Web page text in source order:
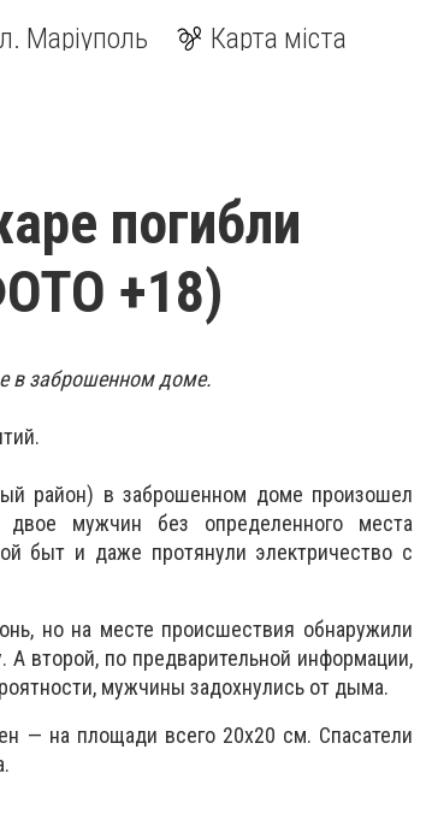
Маріуполь Карта міста
погибли
+18)
в заброшенном доме.
район) в заброшенном доме произошел
мужчин без определенного места
быт и даже протянули электричество с
но на месте происшествия обнаружили
второй, по предварительной информации,
мужчины задохнулись от дыма.
— на площади всего 20х20 см. Спасатели